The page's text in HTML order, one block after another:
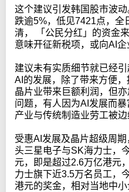
这个建议引发韩国股市波
跌逾5%，低见7421点，全
清， 「公民分红」的资金
意味开征新税项，或向AI企
建议未有实质细节就已经
AI的发展，除了带来方便
晶片业带来巨额利润，但
问题，有人因为AI发展而
产业与传统制造业劳工被边
受惠AI发展及晶片超级周
头三星电子与SK海力士，
元，即是超过2.6万亿港元
力士旗下近3.5万名员工，
港元的奖金，相对当地中